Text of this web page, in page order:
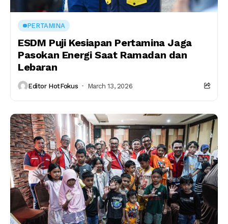
PERTAMINA
ESDM Puji Kesiapan Pertamina Jaga
Pasokan Energi Saat Ramadan dan
Lebaran
Editor HotFokus March 13, 2026